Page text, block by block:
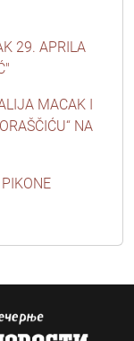
29. APRILA
MACAK I
NA